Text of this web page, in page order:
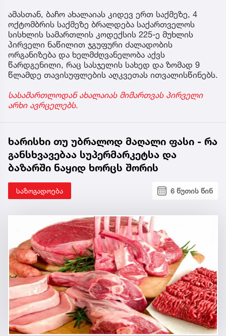
ამასთან, ბაჩო ახალაიას კიდევ ერთ საქმეზე, 4
ოქტომბრის საქმეზე ბრალდება საქართველოს
სისხლის სამართლის კოდექსის 225-ე მუხლის
პირველი ნაწილით ჯგუფური ძალადობის
ორგანიზება და ხელმძღვანელობა აქვს
წარდგენილი, რაც სასჯელის სახედ და ზომად 9
წლამდე თავისუფლების აღკვეთას ითვალისწინებს.
სასამართლოდან ახალაიას მიმართვას პირველი
არხი ავრცელებს.
ხარისხი თუ უბრალოდ მაღალი ფასი - რა
განსხვავებაა სუპერმარკეტსა და
ბაზარში ნაყიდ ხორცს შორის
საზოგადოება 6 წუთის წინ